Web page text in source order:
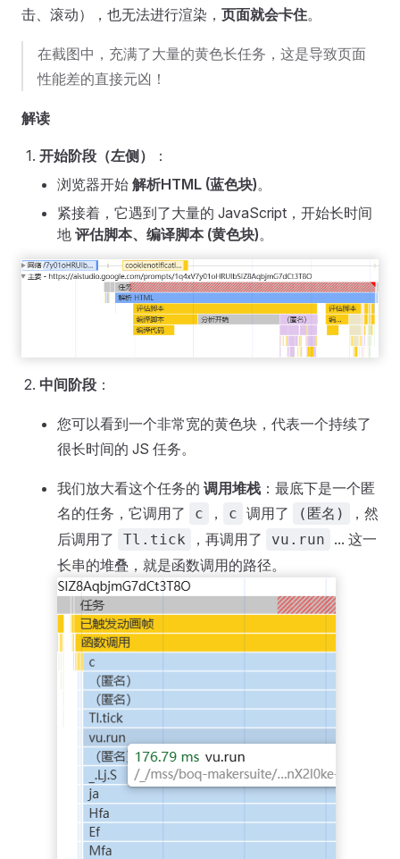
击、滚动），也无法进行渲染， 页面就会卡住。
在截图中，充满了大量的黄色长任务，这是导致页面
性能差的直接元凶！
解读
开始阶段（左侧）
：
浏览器开始 解析HTML (蓝色块)。
紧接着，它遇到了大量的 JavaScript，开始长时间
地 评估脚本、编译脚本 (黄色块)。
中间阶段 ：
您可以看到一个非常宽的黄色块，代表一个持续了
很长时间的 JS 任务。
我们放大看这个任务的 调用堆栈 ：最底下是一个匿
名的任务，它调用了
c ， c 调用了 (匿名)
，然
后调用了
Tl.tick ，再调用了 vu.run
... 这一
长串的堆叠，就是函数调用的路径。